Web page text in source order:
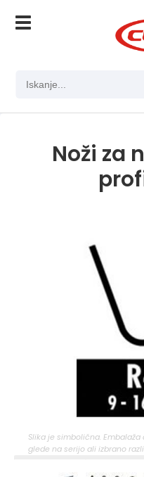
Noži za
Slika je simbolična.
glede na serijo ali izbrano